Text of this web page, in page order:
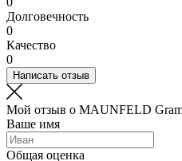
Долговечность
0
Качество
0
Написать отзыв
Мой отзыв о MAUNFELD
Ваше имя
Общая оценка